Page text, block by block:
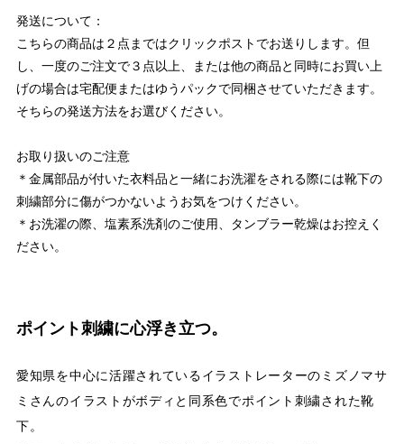
発送について：
こちらの商品は２点まではクリックポストでお送りします。但
し、一度のご注文で３点以上、または他の商品と同時にお買い上
げの場合は宅配便またはゆうパックで同梱させていただきます。
そちらの発送方法をお選びください。
お取り扱いのご注意
＊金属部品が付いた衣料品と一緒にお洗濯をされる際には靴下の
刺繍部分に傷がつかないようお気をつけください。
＊お洗濯の際、塩素系洗剤のご使用、タンブラー乾燥はお控えく
ださい。
ポイント刺繍に心浮き立つ。
愛知県を中心に活躍されているイラストレーターのミズノマサ
ミさんのイラストがボディと同系色でポイント刺繍された靴
下。